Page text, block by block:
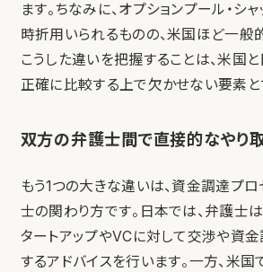
ます。ちなみに、オプションプール・シ
時折用いられるものの、米国ほど一般
こうした違いを把握することは、米国
正確に比較する上で欠かせない要素と
双方の弁護士間で直接的なやり
もう1つの大きな違いは、資金調達プ
士の関わり方です。日本では、弁護士
タートアップやVCに対して交渉や資
するアドバイスを行います。一方、米